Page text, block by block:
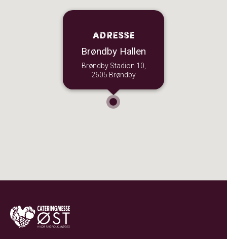
Adresse
Brøndby Hallen
Brøndby Stadion 10,
2605 Brøndby